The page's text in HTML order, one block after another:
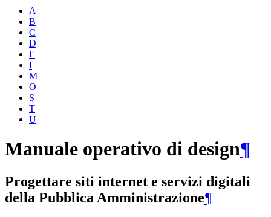
A
B
C
D
E
I
M
O
S
T
U
Manuale operativo di design¶
Progettare siti internet e servizi digitali
della Pubblica Amministrazione¶